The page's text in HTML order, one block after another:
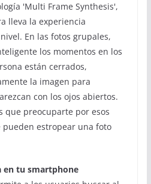
'Multi Frame Synthesis',
lleva la experiencia
En las fotos grupales,
los momentos en los
están cerrados,
la imagen para
con los ojos abiertos.
que preocuparte por esos
estropear una foto
en tu smartphone